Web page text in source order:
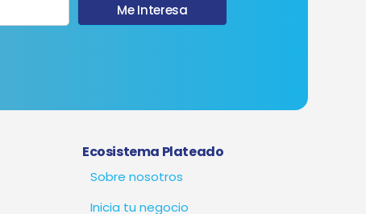
Me Interesa
Ecosistema Plateado
Sobre nosotros
Inicia tu negocio